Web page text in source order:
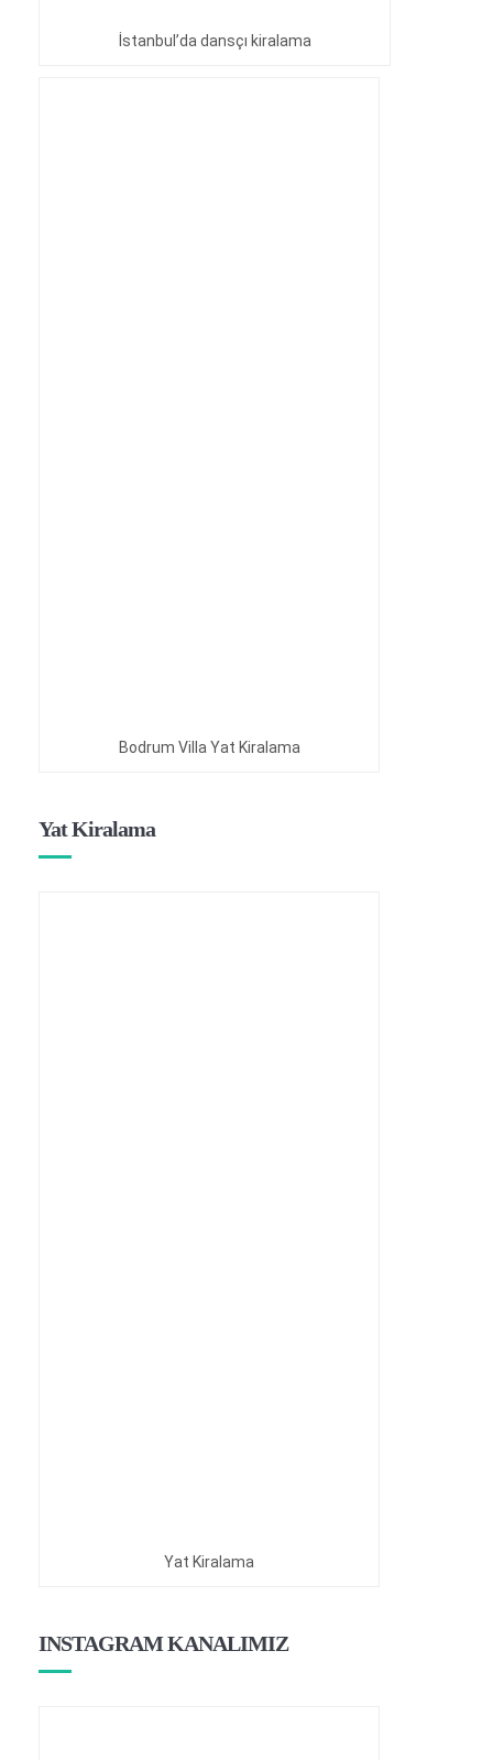
İstanbul’da dansçı kiralama
Bodrum Villa Yat Kiralama
Yat Kiralama
Yat Kiralama
INSTAGRAM KANALIMIZ